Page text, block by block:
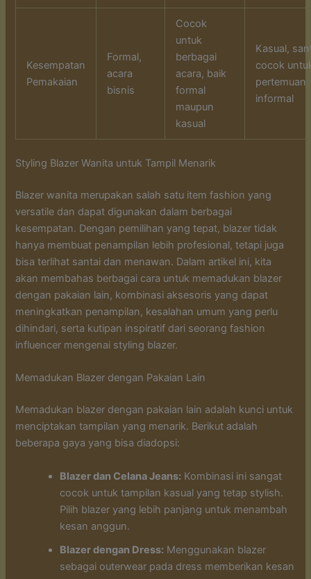
Kesempatan
Pemakaian
Formal,
acara
bisnis
Cocok
untuk
berbagai
acara, baik
formal
maupun
kasual
Kasual,
cocok
pertemuan
informal
Styling Blazer Wanita untuk Tampil Menarik
Blazer wanita merupakan salah satu item fashion yang
versatile dan dapat digunakan dalam berbagai
kesempatan. Dengan pemilihan yang tepat, blazer tidak
hanya membuat penampilan lebih profesional, tetapi juga
bisa terlihat santai dan menawan. Dalam artikel ini, kita
akan membahas berbagai cara untuk memadukan blazer
dengan pakaian lain, kombinasi aksesoris yang dapat
meningkatkan penampilan, kesalahan umum yang perlu
dihindari, serta kutipan inspiratif dari seorang fashion
influencer mengenai styling blazer.
Memadukan Blazer dengan Pakaian Lain
Memadukan blazer dengan pakaian lain adalah kunci untuk
menciptakan tampilan yang menarik. Berikut adalah
beberapa gaya yang bisa diadopsi:
Blazer dan Celana Jeans: Kombinasi ini sangat
cocok untuk tampilan kasual yang tetap stylish.
Pilih blazer yang lebih panjang untuk menambah
kesan anggun.
Blazer dengan Dress: Menggunakan blazer
sebagai outerwear pada dress memberikan kesan